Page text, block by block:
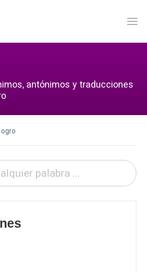
antónimos y traducciones
ogro